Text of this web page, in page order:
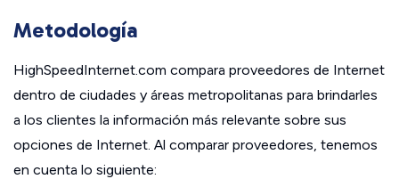
Metodología
HighSpeedInternet.com compara proveedores de Internet
dentro de ciudades y áreas metropolitanas para brindarles
a los clientes la información más relevante sobre sus
opciones de Internet. Al comparar proveedores, tenemos
en cuenta lo siguiente: